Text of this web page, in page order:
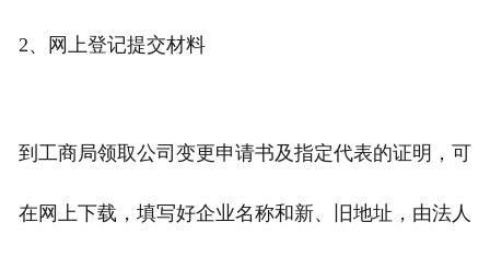
2、网上登记提交材料
到工商局领取公司变更申请书及指定代表的证明，可
在网上下载，填写好企业名称和新、旧地址，由法人